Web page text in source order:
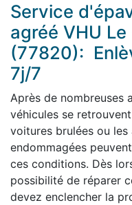
Service
agréé VHU
(77820):
7j/7
Après de nombreuses
véhicules se
voitures brulées ou
endommagées
ces conditions. Dès
possibilité de réparer
devez enclencher la